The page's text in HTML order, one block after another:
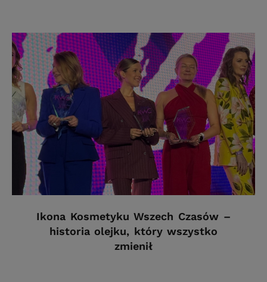
Ikona Kosmetyku Wszech Czasów –
historia olejku, który wszystko
zmienił